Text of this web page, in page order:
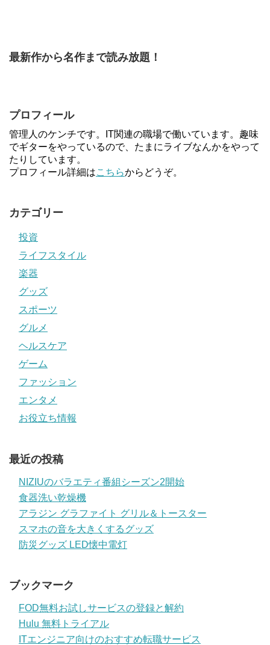
最新作から名作まで読み放題！
プロフィール
管理人のケンチです。IT関連の職場で働いています。趣味
でギターをやっているので、たまにライブなんかをやって
たりしています。
プロフィール詳細はこちらからどうぞ。
カテゴリー
投資
ライフスタイル
楽器
グッズ
スポーツ
グルメ
ヘルスケア
ゲーム
ファッション
エンタメ
お役立ち情報
最近の投稿
NIZIUのバラエティ番組シーズン2開始
食器洗い乾燥機
アラジン グラファイト グリル＆トースター
スマホの音を大きくするグッズ
防災グッズ LED懐中電灯
ブックマーク
FOD無料お試しサービスの登録と解約
Hulu 無料トライアル
ITエンジニア向けのおすすめ転職サービス